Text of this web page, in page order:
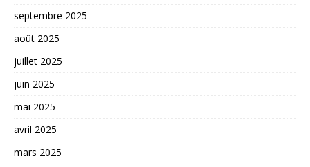
septembre 2025
août 2025
juillet 2025
juin 2025
mai 2025
avril 2025
mars 2025